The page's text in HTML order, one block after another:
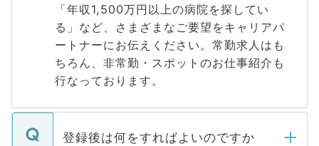
「年収1,500万円以上の病院を探してい
る」など、さまざまなご要望をキャリアパ
ートナーにお伝えください。常勤求人はも
ちろん、非常勤・スポットのお仕事紹介も
行なっております。
登録後は何をすればよいのですか